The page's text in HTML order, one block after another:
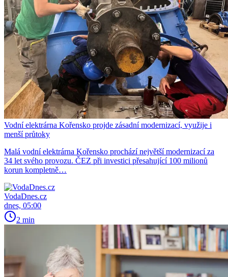
Vodní elektrárna Kořensko projde zásadní modernizací, využije i
menší průtoky
Malá vodní elektrárna Kořensko prochází největší modernizací za
34 let svého provozu. ČEZ při investici přesahující 100 milionů
korun kompletně…
VodaDnes.cz
dnes, 05:00
2 min